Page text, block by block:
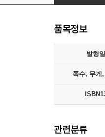
품목정보
발행일
쪽수, 무게,
관련분류